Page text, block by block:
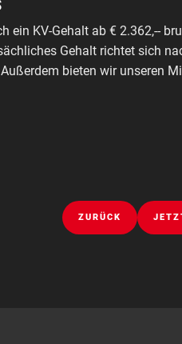
ein KV-Gehalt ab € 2.362,--
Gehalt richtet sich
bieten wir unseren
ZURÜCK